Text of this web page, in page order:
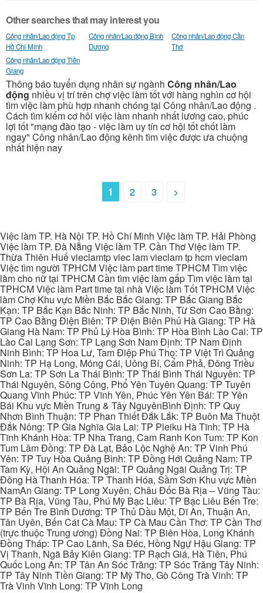
Other searches that may interest you
Công nhân/Lao động Tp
Hồ Chí Minh
Công nhân/Lao động Bình
Dương
Công nhân/Lao động Cần
Thơ
Công nhân/Lao động Tiền
Giang
Thông báo tuyển dụng nhân sự ngành Công nhân/Lao
động nhiều vị trí trên chợ việc làm tốt với hàng nghìn cơ hội
tìm việc làm phù hợp nhanh chóng tại Công nhân/Lao động .
Cách tìm kiếm cơ hôi việc làm nhanh nhất lương cao, phúc
lợi tốt "mạng đào tạo - việc làm uy tín cơ hội tốt chốt làm
ngay" Công nhân/Lao động kênh tìm việc được ưa chuộng
nhất hiện nay
1 2 3 >
Việc làm TP. Hà Nội TP. Hồ Chí Minh Việc làm TP. Hải Phòng
Việc làm TP. Đà Nẵng Việc làm TP. Cần Thơ Việc làm TP.
Thừa Thiên Huế vieclamtp viec lam vieclam tp hcm vieclam
Việc tìm người TPHCM Việc làm part time TPHCM Tìm việc
làm cho nữ tại TPHCM Cần tìm việc làm gấp Tìm việc làm tại
TPHCM Việc làm Part time tại nhà Việc làm Tốt TPHCM Việc
làm Chợ Khu vực Miền Bắc Bắc Giang: TP Bắc Giang Bắc
Kạn: TP Bắc Kạn Bắc Ninh: TP Bắc Ninh, Từ Sơn Cao Bằng:
TP Cao Bằng Điện Biên: TP Điện Biên Phủ Hà Giang: TP Hà
Giang Hà Nam: TP Phủ Lý Hòa Bình: TP Hòa Bình Lào Cai: TP
Lào Cai Lạng Sơn: TP Lạng Sơn Nam Định: TP Nam Định
Ninh Bình: TP Hoa Lư, Tam Điệp Phú Thọ: TP Việt Trì Quảng
Ninh: TP Hạ Long, Móng Cái, Uông Bí, Cẩm Phả, Đông Triều
Sơn La: TP Sơn La Thái Bình: TP Thái Bình Thái Nguyên: TP
Thái Nguyên, Sông Công, Phổ Yên Tuyên Quang: TP Tuyên
Quang Vĩnh Phúc: TP Vĩnh Yên, Phúc Yên Yên Bái: TP Yên
Bái Khu vực Miền Trung & Tây NguyênBình Định: TP Quy
Nhơn Bình Thuận: TP Phan Thiết Đắk Lắk: TP Buôn Ma Thuột
Đắk Nông: TP Gia Nghĩa Gia Lai: TP Pleiku Hà Tĩnh: TP Hà
Tĩnh Khánh Hòa: TP Nha Trang, Cam Ranh Kon Tum: TP Kon
Tum Lâm Đồng: TP Đà Lạt, Bảo Lộc Nghệ An: TP Vinh Phú
Yên: TP Tuy Hòa Quảng Bình: TP Đồng Hới Quảng Nam: TP
Tam Kỳ, Hội An Quảng Ngãi: TP Quảng Ngãi Quảng Trị: TP
Đông Hà Thanh Hóa: TP Thanh Hóa, Sầm Sơn Khu vực Miền
NamAn Giang: TP Long Xuyên, Châu Đốc Bà Rịa – Vũng Tàu:
TP Bà Rịa, Vũng Tàu, Phú Mỹ Bạc Liêu: TP Bạc Liêu Bến Tre:
TP Bến Tre Bình Dương: TP Thủ Dầu Một, Dĩ An, Thuận An,
Tân Uyên, Bến Cát Cà Mau: TP Cà Mau Cần Thơ: TP Cần Thơ
(trực thuộc Trung ương) Đồng Nai: TP Biên Hòa, Long Khánh
Đồng Tháp: TP Cao Lãnh, Sa Đéc, Hồng Ngự Hậu Giang: TP
Vị Thanh, Ngã Bảy Kiên Giang: TP Rạch Giá, Hà Tiên, Phú
Quốc Long An: TP Tân An Sóc Trăng: TP Sóc Trăng Tây Ninh:
TP Tây Ninh Tiền Giang: TP Mỹ Tho, Gò Công Trà Vinh: TP
Trà Vinh Vĩnh Long: TP Vĩnh Long